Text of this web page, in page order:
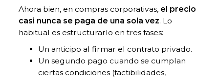
Ahora bien, en compras corporativas, el precio
casi nunca se paga de una sola vez. Lo
habitual es estructurarlo en tres fases:
Un anticipo al firmar el contrato privado.
Un segundo pago cuando se cumplan
ciertas condiciones (factibilidades,